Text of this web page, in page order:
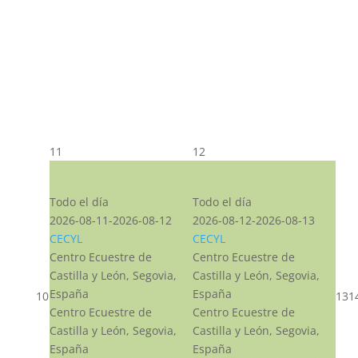
10
11
Todo el día
2026-08-11-2026-08-12
CECYL
Centro Ecuestre de
Castilla y León, Segovia,
España
Centro Ecuestre de
Castilla y León, Segovia,
España
12
Todo el día
2026-08-12-2026-08-13
CECYL
Centro Ecuestre de
Castilla y León, Segovia,
España
Centro Ecuestre de
Castilla y León, Segovia,
España
13